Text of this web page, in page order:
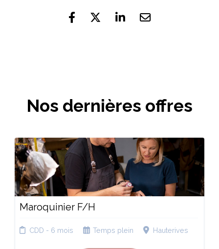
Nos dernières offres
Maroquinier F/H
CDD - 6 mois Temps plein Hauterives